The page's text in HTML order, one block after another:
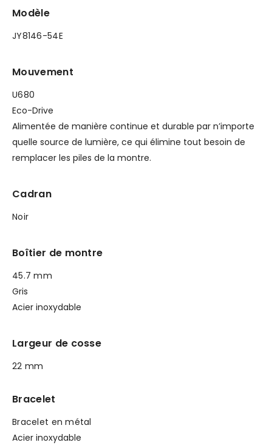
Modèle
JY8146-54E
Mouvement
U680
Eco-Drive
Alimentée de manière continue et durable par n’importe
quelle source de lumière, ce qui élimine tout besoin de
remplacer les piles de la montre.
Cadran
Noir
Boîtier de montre
45.7 mm
Gris
Acier inoxydable
Largeur de cosse
22 mm
Bracelet
Bracelet en métal
Acier inoxydable